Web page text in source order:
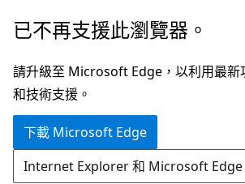
跳
主
要
內
已不再支援此瀏覽器。
請升級至 Microsoft Edge，以利用最新
和技術支援。
下載 Microsoft Edge
Internet Explorer 和 Microsoft Edge